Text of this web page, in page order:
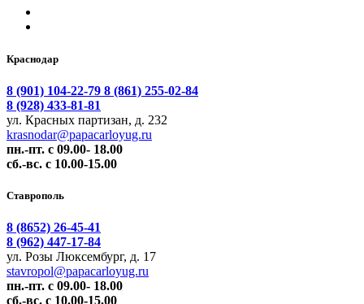
Краснодар
8 (901) 104-22-79 8 (861) 255-02-84
8 (928) 433-81-81
ул. Красных партизан, д. 232
krasnodar@papacarloyug.ru
пн.-пт. с 09.00- 18.00
сб.-вс. с 10.00-15.00
Ставрополь
8 (8652) 26-45-41
8 (962) 447-17-84
ул. Розы Люксембург, д. 17
stavropol@papacarloyug.ru
пн.-пт. с 09.00- 18.00
сб.-вс. с 10.00-15.00